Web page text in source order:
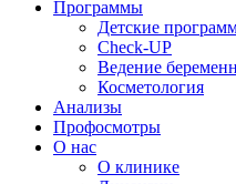
Программы
Детские
Check-UP
Ведение
Косметология
Анализы
Профосмотры
О нас
О клинике